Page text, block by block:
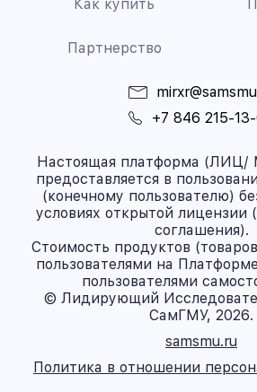
Как купить
Партнерство
+7 846 215-
Настоящая платформа (ЛИЦ/
предоставляется в
(конечному пользователю)
условиях открытой лицензии
соглашения).
Стоимость продуктов
пользователями на
пользователями
© Лидирующий
СамГМУ, 2026.
samsmu.ru
Политика в отношении